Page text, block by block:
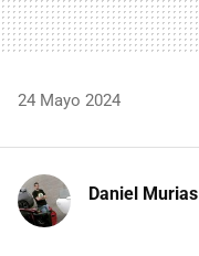
24 Mayo 2024
Daniel Murias